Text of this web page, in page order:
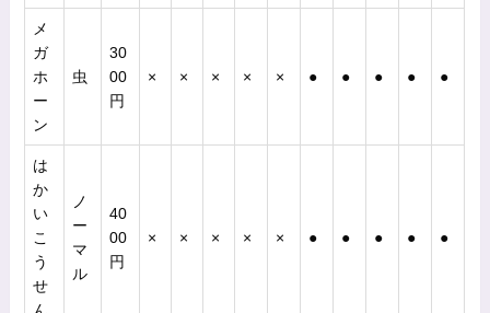
メ
ガ
ホ
ー
ン
虫
30
00
円
× × × × × ● ● ● ● ●
は
か
い
こ
う
せ
ノ
ー
マ
ル
40
00
円
× × × × × ● ● ● ● ●